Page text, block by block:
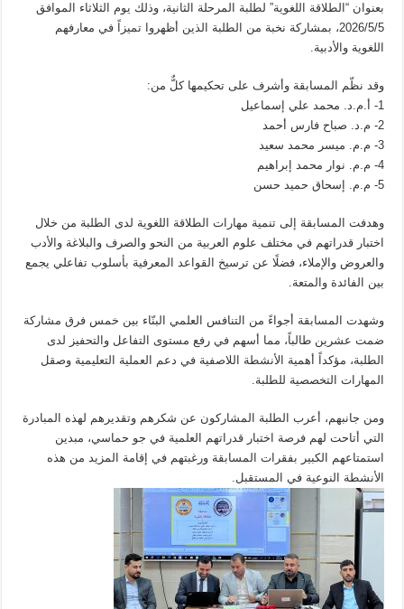
بعنوان “الطلاقة اللغوية” لطلبة المرحلة الثانية، وذلك يوم الثلاثاء الموافق
2026/5/5، بمشاركة نخبة من الطلبة الذين أظهروا تميزاً في معارفهم
اللغوية والأدبية.
وقد نظّم المسابقة وأشرف على تحكيمها كلٌّ من:
1- أ.م.د. محمد علي إسماعيل
2- م.د. صباح فارس أحمد
3- م.م. ميسر محمد سعيد
4- م.م. نوار محمد إبراهيم
5- م.م. إسحاق حميد حسن
وهدفت المسابقة إلى تنمية مهارات الطلاقة اللغوية لدى الطلبة من خلال
اختبار قدراتهم في مختلف علوم العربية من النحو والصرف والبلاغة والأدب
والعروض والإملاء، فضلًا عن ترسيخ القواعد المعرفية بأسلوب تفاعلي يجمع
بين الفائدة والمتعة.
وشهدت المسابقة أجواءً من التنافس العلمي البنّاء بين خمس فرق مشاركة
ضمت عشرين طالباً، مما أسهم في رفع مستوى التفاعل والتحفيز لدى
الطلبة، مؤكداً أهمية الأنشطة اللاصفية في دعم العملية التعليمية وصقل
المهارات التخصصية للطلبة.
ومن جانبهم، أعرب الطلبة المشاركون عن شكرهم وتقديرهم لهذه المبادرة
التي أتاحت لهم فرصة اختبار قدراتهم العلمية في جو حماسي، مبدين
استمتاعهم الكبير بفقرات المسابقة ورغبتهم في إقامة المزيد من هذه
الأنشطة النوعية في المستقبل.